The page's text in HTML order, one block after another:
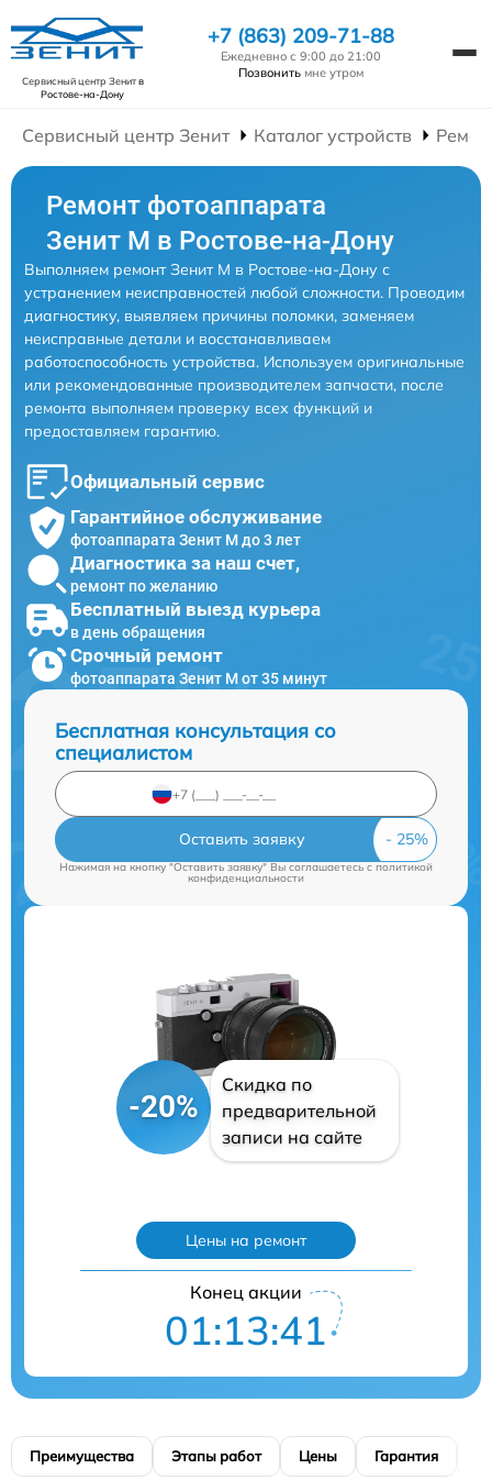
Сервисный центр Зенитв
Ростове-на-Дону
+7 (863) 209-71-88
Ежедневно с 9:00 до 21:00
Позвонить мне утром
Сервисный центр Зенит Каталог устройств
Ремонт фотоаппарата
Зенит M в Ростове-на-Дону
Выполняем ремонт Зенит M в Ростове-на-Дону с
устранением неисправностей любой сложности. Проводим
диагностику, выявляем причины поломки, заменяем
неисправные детали и восстанавливаем
работоспособность устройства. Используем оригинальные
или рекомендованные производителем запчасти, после
ремонта выполняем проверку всех функций и
предоставляем гарантию.
Официальный сервис
Гарантийное обслуживание
фотоаппарата Зенит M до 3 лет
Диагностика за наш счет,
ремонт по желанию
Бесплатный выезд курьера
в день обращения
Срочный ремонт
фотоаппарата Зенит M от 35 минут
Бесплатная консультация со
специалистом
Оставить заявку
Нажимая на кнопку "Оставить заявку" Вы соглашаетесь cполитикой
конфиденциальности
-20%
Скидка по
предварительной
записи на сайте
Цены на ремонт
Конец акции
01:13:41
Преимущества Этапы работ Цены Гарантия